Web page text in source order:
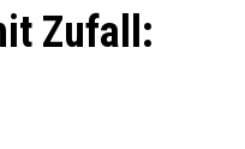
Zufall: